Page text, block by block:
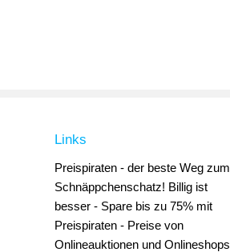
Links
Preispiraten - der beste Weg zum
Schnäppchenschatz! Billig ist
besser - Spare bis zu 75% mit
Preispiraten - Preise von
Onlineauktionen und Onlineshops